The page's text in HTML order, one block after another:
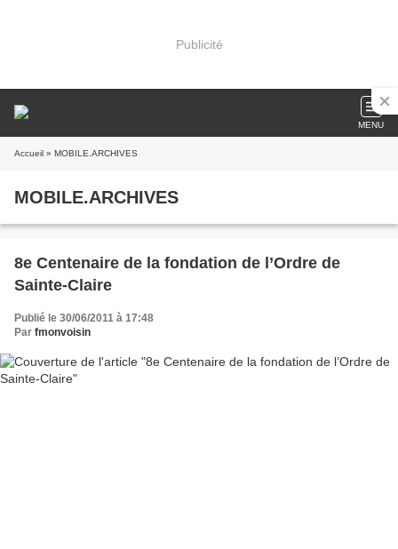
Publicité
MENU
Accueil » MOBILE.ARCHIVES
MOBILE.ARCHIVES
8e Centenaire de la fondation de l’Ordre de
Sainte-Claire
Publié le 30/06/2011 à 17:48
Par fmonvoisin